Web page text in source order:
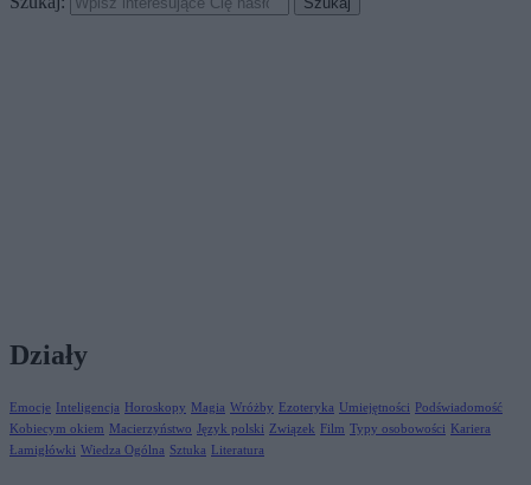
Działy
Emocje Inteligencja Horoskopy Magia Wróżby Ezoteryka Umiejętności
Podświadomość
Kobiecym okiem
Macierzyństwo Język polski Związek Film Typy osobowości
Kariera
Łamigłówki Wiedza Ogólna Sztuka Literatura